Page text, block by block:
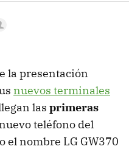
la presentación
nuevos terminales
las primeras
teléfono del
el nombre LG GW370